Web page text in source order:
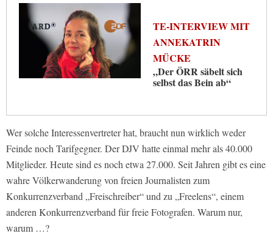
TE-INTERVIEW MIT
ANNEKATRIN
MÜCKE
„Der ÖRR säbelt sich
selbst das Bein ab“
Wer solche Interessenvertreter hat, braucht nun wirklich weder
Feinde noch Tarifgegner. Der DJV hatte einmal mehr als 40.000
Mitglieder. Heute sind es noch etwa 27.000. Seit Jahren gibt es eine
wahre Völkerwanderung von freien Journalisten zum
Konkurrenzverband „Freischreiber“ und zu „Freelens“, einem
anderen Konkurrenzverband für freie Fotografen. Warum nur,
warum …?